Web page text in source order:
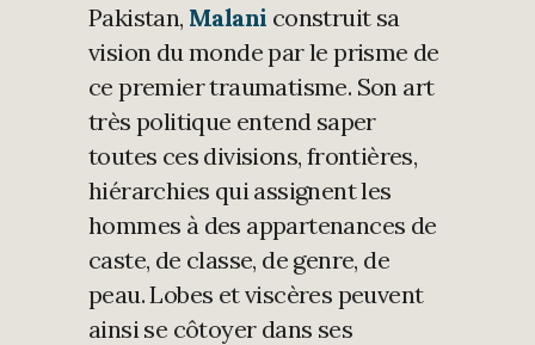
Pakistan, Malani construit sa
vision du monde par le prisme de
ce premier traumatisme. Son art
très politique entend saper
toutes ces divisions, frontières,
hiérarchies qui assignent les
hommes à des appartenances de
caste, de classe, de genre, de
peau. Lobes et viscères peuvent
ainsi se côtoyer dans ses